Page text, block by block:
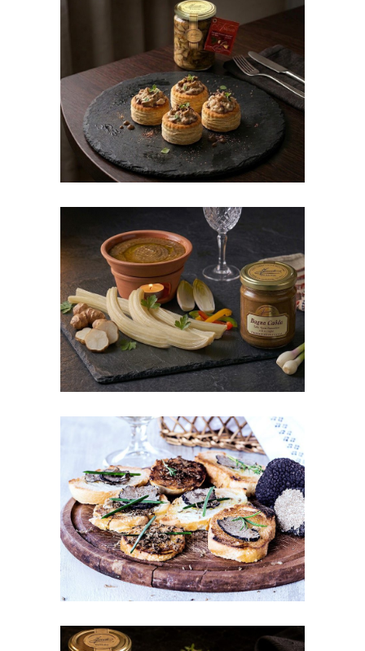
Vol-au-vent con funghi
porcini trifolati
Cardi con Bagna caôda
Crostini al tartufo nero